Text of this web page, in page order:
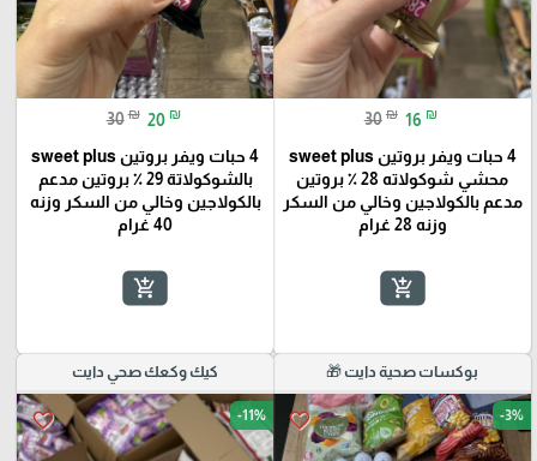
30 ₪ 16 ₪
4 حبات ويفر بروتين sweet plus
محشي شوكولاته 28 ٪؜ بروتين
مدعم بالكولاجين وخالي من السكر
وزنه 28 غرام
add_shopping_cart
30 ₪ 20 ₪
4 حبات ويفر بروتين sweet plus
بالشوكولاتة 29 ٪؜ بروتين مدعم
بالكولاجين وخالي من السكر وزنه
40 غرام
add_shopping_cart
بوكسات صحية دايت 🎁
favorite_border -3%
كيك وكعك صحي دايت
favorite_border -11%